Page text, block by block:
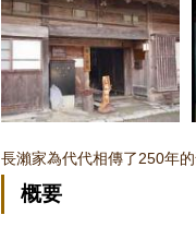
長瀨家為代代相傳了250年
概要